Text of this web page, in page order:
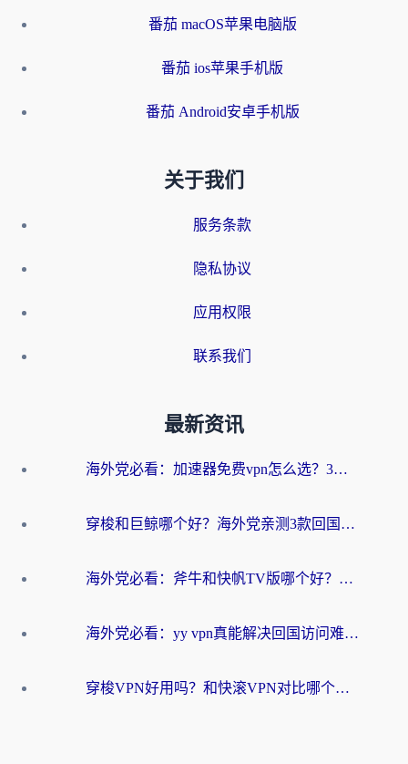
番茄 macOS苹果电脑版
番茄 ios苹果手机版
番茄 Android安卓手机版
关于我们
服务条款
隐私协议
应用权限
联系我们
最新资讯
海外党必看：加速器免费vpn怎么选？3步教你无缝访问国内资源
穿梭和巨鲸哪个好？海外党亲测3款回国加速器，教你避开90%的坑
海外党必看：斧牛和快帆TV版哪个好？3分钟选对回国加速器，无缝刷B站、追热剧
海外党必看：yy vpn真能解决回国访问难题？附云极initap测评+免费方案对比
穿梭VPN好用吗？和快滚VPN对比哪个回国效果更好？海外党选回国加速器必看指南